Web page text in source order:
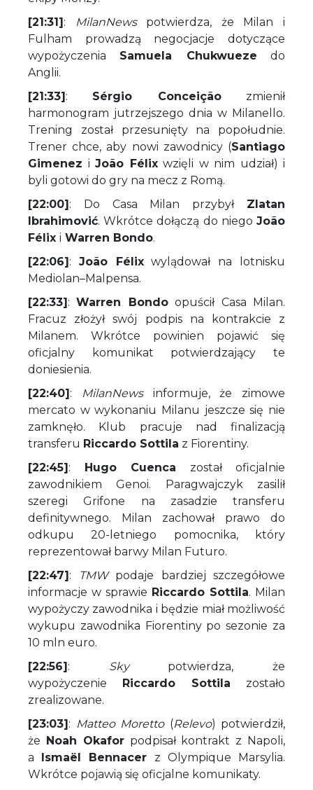
[21:31]: MilanNewspotwierdza, że Milan i
Fulham prowadzą negocjacje dotyczące
wypożyczenia Samuela Chukwueze do
Anglii.
[21:33]: Sérgio Conceiçãozmienił
harmonogram jutrzejszego dnia w Milanello.
Trening został przesunięty na popołudnie.
Trener chce, aby nowi zawodnicy (Santiago
Gimenez i João Félixwzięli w nim udział) i
byli gotowi do gry na mecz z Romą.
[22:00]: Do Casa Milan przybył Zlatan
Ibrahimović. Wkrótce dołączą do niego João
Félix i Warren Bondo.
[22:06]: João Félixwylądował na lotnisku
Mediolan–Malpensa.
[22:33]:Warren Bondoopuścił Casa Milan.
Fracuz złożył swój podpis na kontrakcie z
Milanem. Wkrótce powinien pojawić się
oficjalny komunikat potwierdzający te
doniesienia.
[22:40]: MilanNewsinformuje, że zimowe
mercato w wykonaniu Milanu jeszcze się nie
zamknęło. Klub pracuje nad finalizacją
transferu Riccardo Sottila z Fiorentiny.
[22:45]: Hugo Cuenca został oficjalnie
zawodnikiem Genoi. Paragwajczyk zasilił
szeregi Grifone na zasadzie transferu
definitywnego. Milan zachował prawo do
odkupu 20-letniego pomocnika, który
reprezentował barwy Milan Futuro.
[22:47]: TMWpodaje bardziej szczegółowe
informacje w sprawie Riccardo Sottila. Milan
wypożyczy zawodnika i będzie miał możliwość
wykupu zawodnika Fiorentiny po sezonie za
10 mln euro.
[22:56]: Skypotwierdza, że
wypożyczenie Riccardo Sottila zostało
zrealizowane.
[23:03]: Matteo Moretto(Relevo) potwierdził,
że Noah Okaforpodpisał kontrakt z Napoli,
a Ismaël Bennacer z Olympique Marsylia.
Wkrótce pojawią się oficjalne komunikaty.